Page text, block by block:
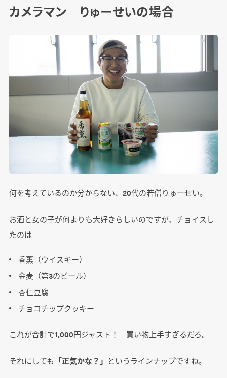
カメラマン りゅーせいの場合
何を考えているのか分からない、20代の若僧りゅーせい。
お酒と女の子が何よりも大好きらしいのですが、チョイスし
たのは
香薫（ウイスキー）
金麦（第3のビール）
杏仁豆腐
チョコチップクッキー
これが合計で1,000円ジャスト！ 買い物上手すぎるだろ。
それにしても 「正気かな？」 というラインナップですね。